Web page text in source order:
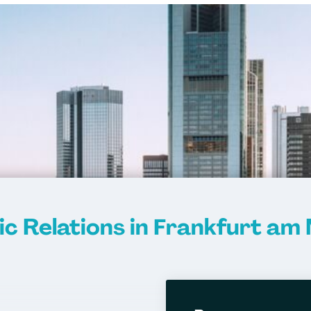
Relations in Frankfurt am